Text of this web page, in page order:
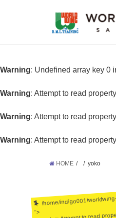
Warning: Undefined array key 0
Warning: Attempt to read
Warning: Attempt to read
Warning: Attempt to read
HOME yoko
/home/indigo001/
"> : Attempt to read